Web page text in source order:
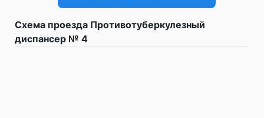
Схема проезда Противотуберкулезный
диспансер № 4